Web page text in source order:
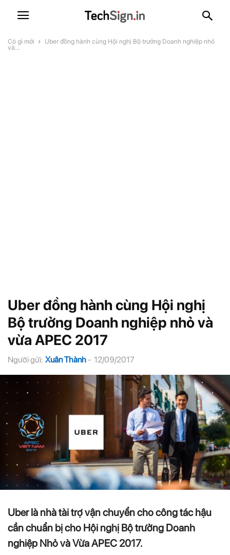
Có gì mới
Uber đồng hành cùng Hội nghị Bộ trưởng Doanh nghiệp nhỏ
và...
Uber đồng hành cùng Hội nghị
Bộ trưởng Doanh nghiệp nhỏ và
vừa APEC 2017
Người gửi: Xuân Thành - 12/09/2017
Uber là nhà tài trợ vận chuyển cho công tác hậu
cần chuẩn bị cho Hội nghị Bộ trưởng Doanh
nghiệp Nhỏ và Vừa APEC 2017.